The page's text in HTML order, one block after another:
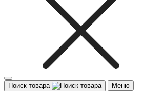
Поиск товара Меню